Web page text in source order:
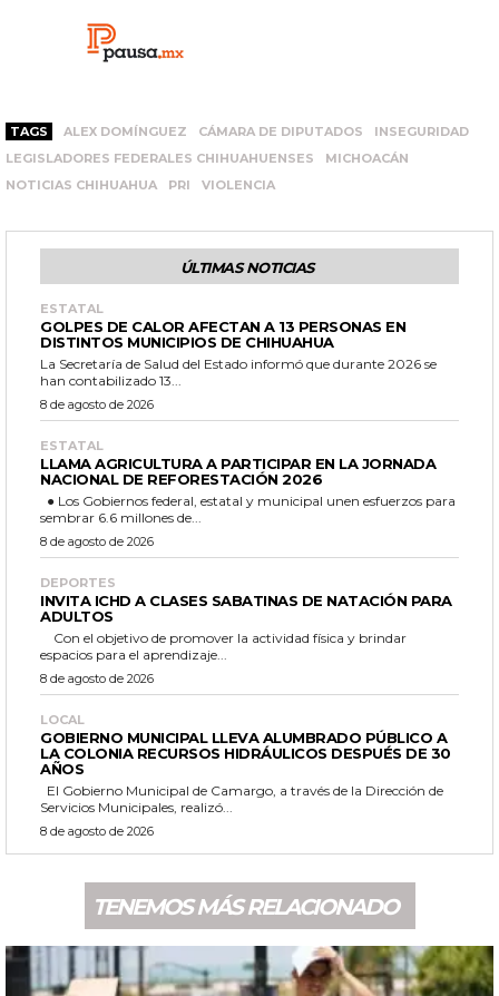
TAGS ALEX DOMÍNGUEZ CÁMARA DE DIPUTADOS
INSEGURIDAD
LEGISLADORES FEDERALES CHIHUAHUENSES
MICHOACÁN
NOTICIAS CHIHUAHUA
PRI VIOLENCIA
ÚLTIMAS NOTICIAS
ESTATAL
GOLPES DE CALOR AFECTAN A 13 PERSONAS EN
DISTINTOS MUNICIPIOS DE CHIHUAHUA
La Secretaría de Salud del Estado informó que durante 2026 se
han contabilizado 13...
8 de agosto de 2026
ESTATAL
LLAMA AGRICULTURA A PARTICIPAR EN LA JORNADA
NACIONAL DE REFORESTACIÓN 2026
sembrar 6.6 millones de...
8 de agosto de 2026
DEPORTES
INVITA ICHD A CLASES SABATINAS DE NATACIÓN PARA
ADULTOS
espacios para el aprendizaje...
8 de agosto de 2026
LOCAL
GOBIERNO MUNICIPAL LLEVA ALUMBRADO PÚBLICO A
LA COLONIA RECURSOS HIDRÁULICOS DESPUÉS DE 30
AÑOS
Servicios Municipales, realizó...
8 de agosto de 2026
TENEMOS MÁS RELACIONADO